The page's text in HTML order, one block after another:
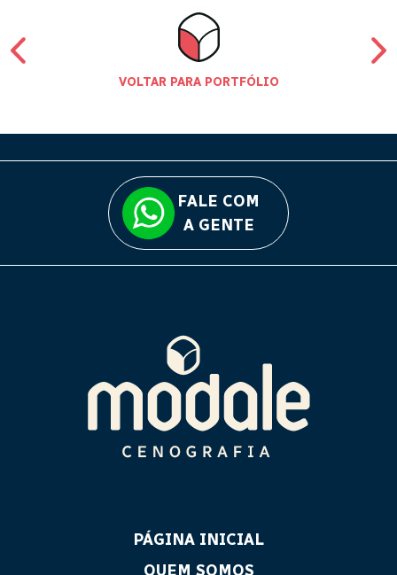
VOLTAR PARA PORTFÓLIO
FALE COM
A GENTE
PÁGINA INICIAL
QUEM SOMOS